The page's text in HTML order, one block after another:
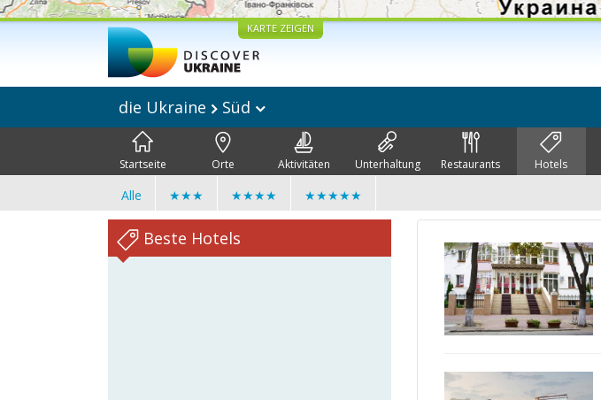
KARTE ZEIGEN
die Ukraine Süd
Startseite Orte Aktivitäten Unterhaltung Restaurants Hotels
Alle ★★★ ★★★★ ★★★★★
Beste Hotels